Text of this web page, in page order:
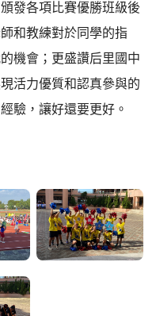
發各項比賽優勝班級後
和教練對於同學的指
機會；更盛讚后里國中
活力優質和認真參與的
驗，讓好還要更好。